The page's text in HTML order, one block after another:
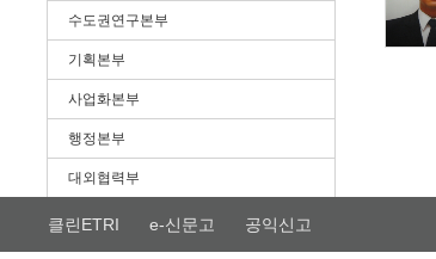
수도권연구본부
기획본부
사업화본부
행정본부
대외협력부
클린ETRI e-신문고 공익신고